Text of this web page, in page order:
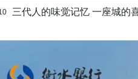
三代人的味觉记忆 一座城的喜事选择 ——欣